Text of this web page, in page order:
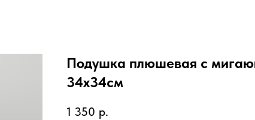
Подушка плюшевая с
34х34см
1 350 р.